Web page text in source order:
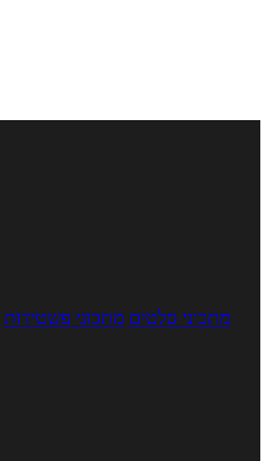
מתכוני סלטים מתכוני פשטידות